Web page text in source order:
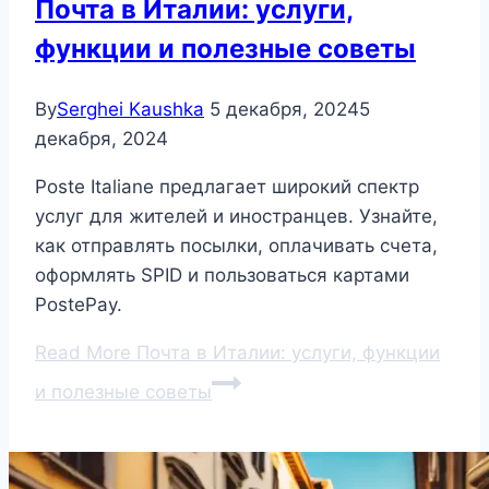
Почта в Италии: услуги,
функции и полезные советы
BySerghei Kaushka 5 декабря, 20245
декабря, 2024
Poste Italiane предлагает широкий спектр
услуг для жителей и иностранцев. Узнайте,
как отправлять посылки, оплачивать счета,
оформлять SPID и пользоваться картами
PostePay.
Read More Почта в Италии: услуги, функции
и полезные советы